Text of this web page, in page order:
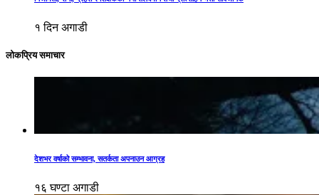
१ दिन अगाडी
लोकप्रिय समाचार
देशभर वर्षाको सम्भावना, सतर्कता अपनाउन आग्रह
१६ घण्टा अगाडी